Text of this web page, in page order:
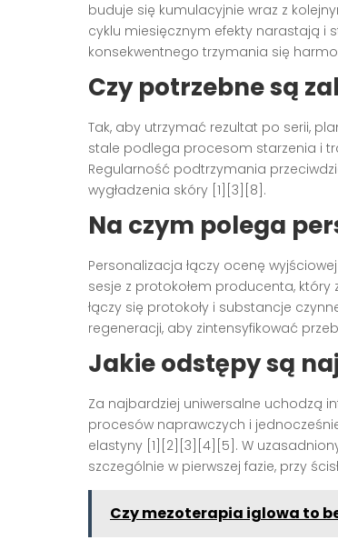
buduje się kumulacyjnie wraz z
cyklu miesięcznym efekty narastają i
konsekwentnego trzymania się
Czy potrzebne są
Tak, aby utrzymać rezultat po serii,
stale podlega procesom starzenia i
Regularność podtrzymania
wygładzenia skóry [1][3][8].
Na czym polega
Personalizacja łączy ocenę
sesje z protokołem producenta,
łączy się protokoły i substancje
regeneracji, aby zintensyfikować
Jakie odstępy są
Za najbardziej uniwersalne uchodzą
procesów naprawczych i
elastyny [1][2][3][4][5]. W
szczególnie w pierwszej fazie, przy
Czy mezoterapia iglowa to